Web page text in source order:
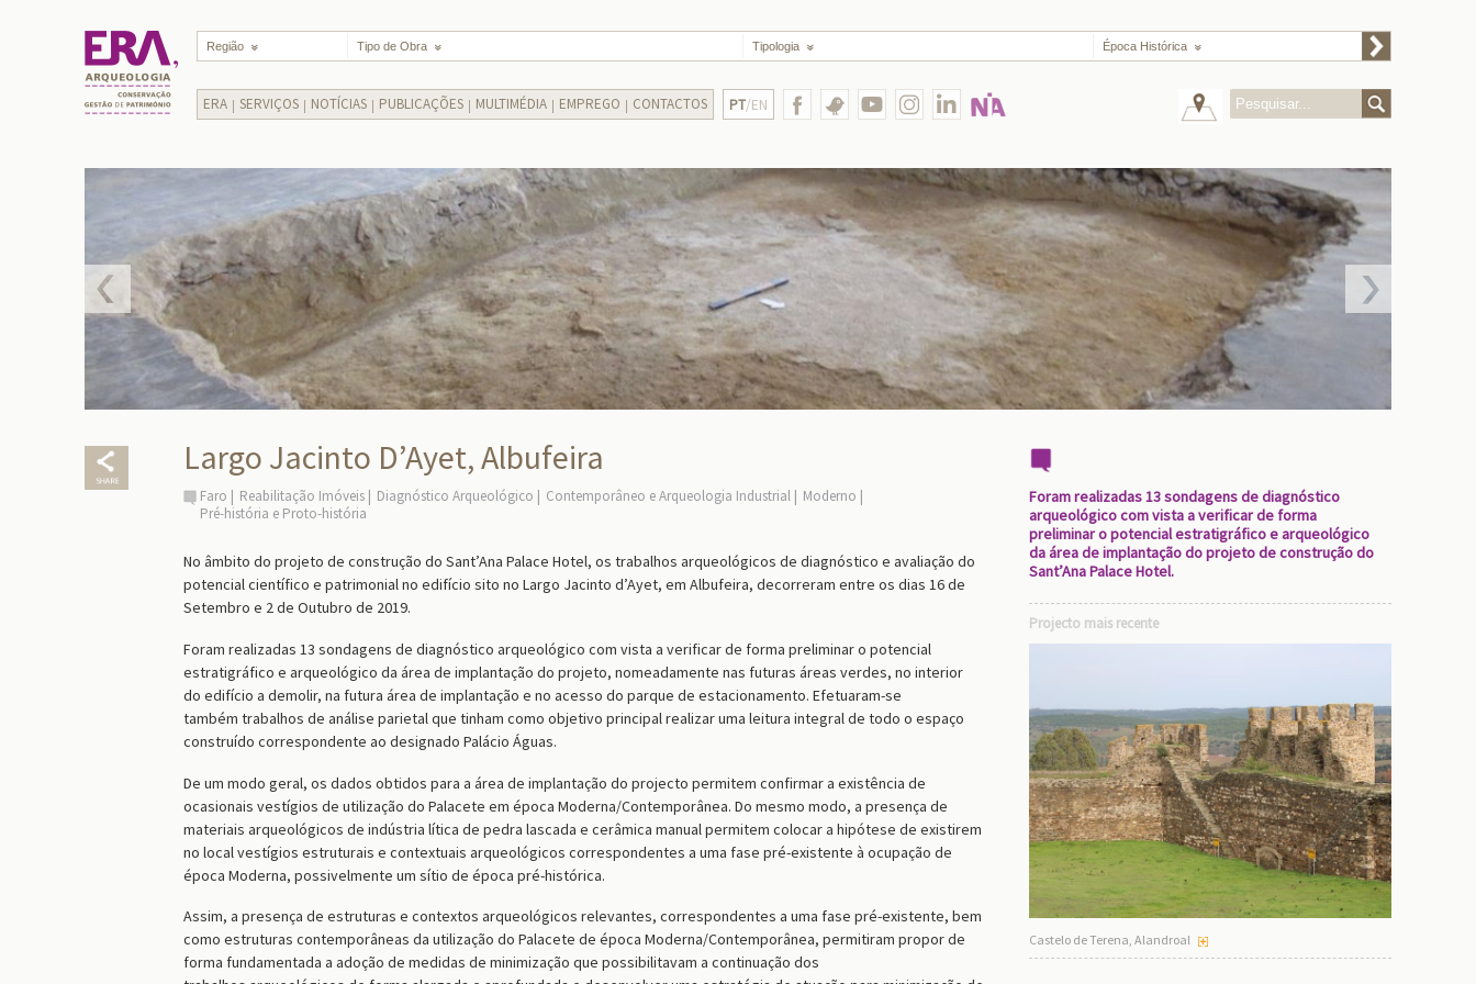
Região Tipo de Obra Tipologia Época Histórica
ERA SERVIÇOS NOTÍCIAS PUBLICAÇÕES MULTIMÉDIA EMPREGO CONTACTOS PT/EN
Largo Jacinto D’Ayet, Albufeira
Faro Reabilitação Imóveis Diagnóstico Arqueológico Contemporâneo e Arqueologia Industrial
Moderno
Pré-história e Proto-história
No âmbito do projeto de construção do Sant’Ana Palace Hotel, os trabalhos arqueológicos de diagnóstico e avaliação do
potencial científico e patrimonial no edifício sito no Largo Jacinto d’Ayet, em Albufeira, decorreram entre os dias 16 de
Setembro e 2 de Outubro de 2019.
Foram realizadas 13 sondagens de diagnóstico arqueológico com vista a verificar de forma preliminar o potencial
estratigráfico e arqueológico da área de implantação do projeto, nomeadamente nas futuras áreas verdes, no interior
do edifício a demolir, na futura área de implantação e no acesso do parque de estacionamento. Efetuaram-se
também trabalhos de análise parietal que tinham como objetivo principal realizar uma leitura integral de todo o espaço
construído correspondente ao designado Palácio Águas.
De um modo geral, os dados obtidos para a área de implantação do projecto permitem confirmar a existência de
ocasionais vestígios de utilização do Palacete em época Moderna/Contemporânea. Do mesmo modo, a presença de
materiais arqueológicos de indústria lítica de pedra lascada e cerâmica manual permitem colocar a hipótese de existirem
no local vestígios estruturais e contextuais arqueológicos correspondentes a uma fase pré-existente à ocupação de
época Moderna, possivelmente um sítio de época pré-histórica.
Assim, a presença de estruturas e contextos arqueológicos relevantes, correspondentes a uma fase pré-existente, bem
como estruturas contemporâneas da utilização do Palacete de época Moderna/Contemporânea, permitiram propor de
forma fundamentada a adoção de medidas de minimização que possibilitavam a continuação dos
Foram realizadas 13 sondagens de diagnóstico
arqueológico com vista a verificar de forma
preliminar o potencial estratigráfico e arqueológico
da área de implantação do projeto de construção do
Sant’Ana Palace Hotel.
Projecto mais recente
Castelo de Terena, Alandroal